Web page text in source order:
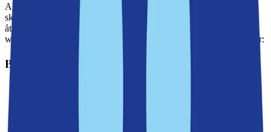
Alla kommunala badplatser har fiskeförbud året runt, och städning
sker två gånger i veckan. Om du upptäcker något som behöver
åtgärdas kan du enkelt göra en felanmälan via kommunens
webbplats eller app. Nedan hittar du Nackas kommunala badplatser:
Boo (9 badplatser)